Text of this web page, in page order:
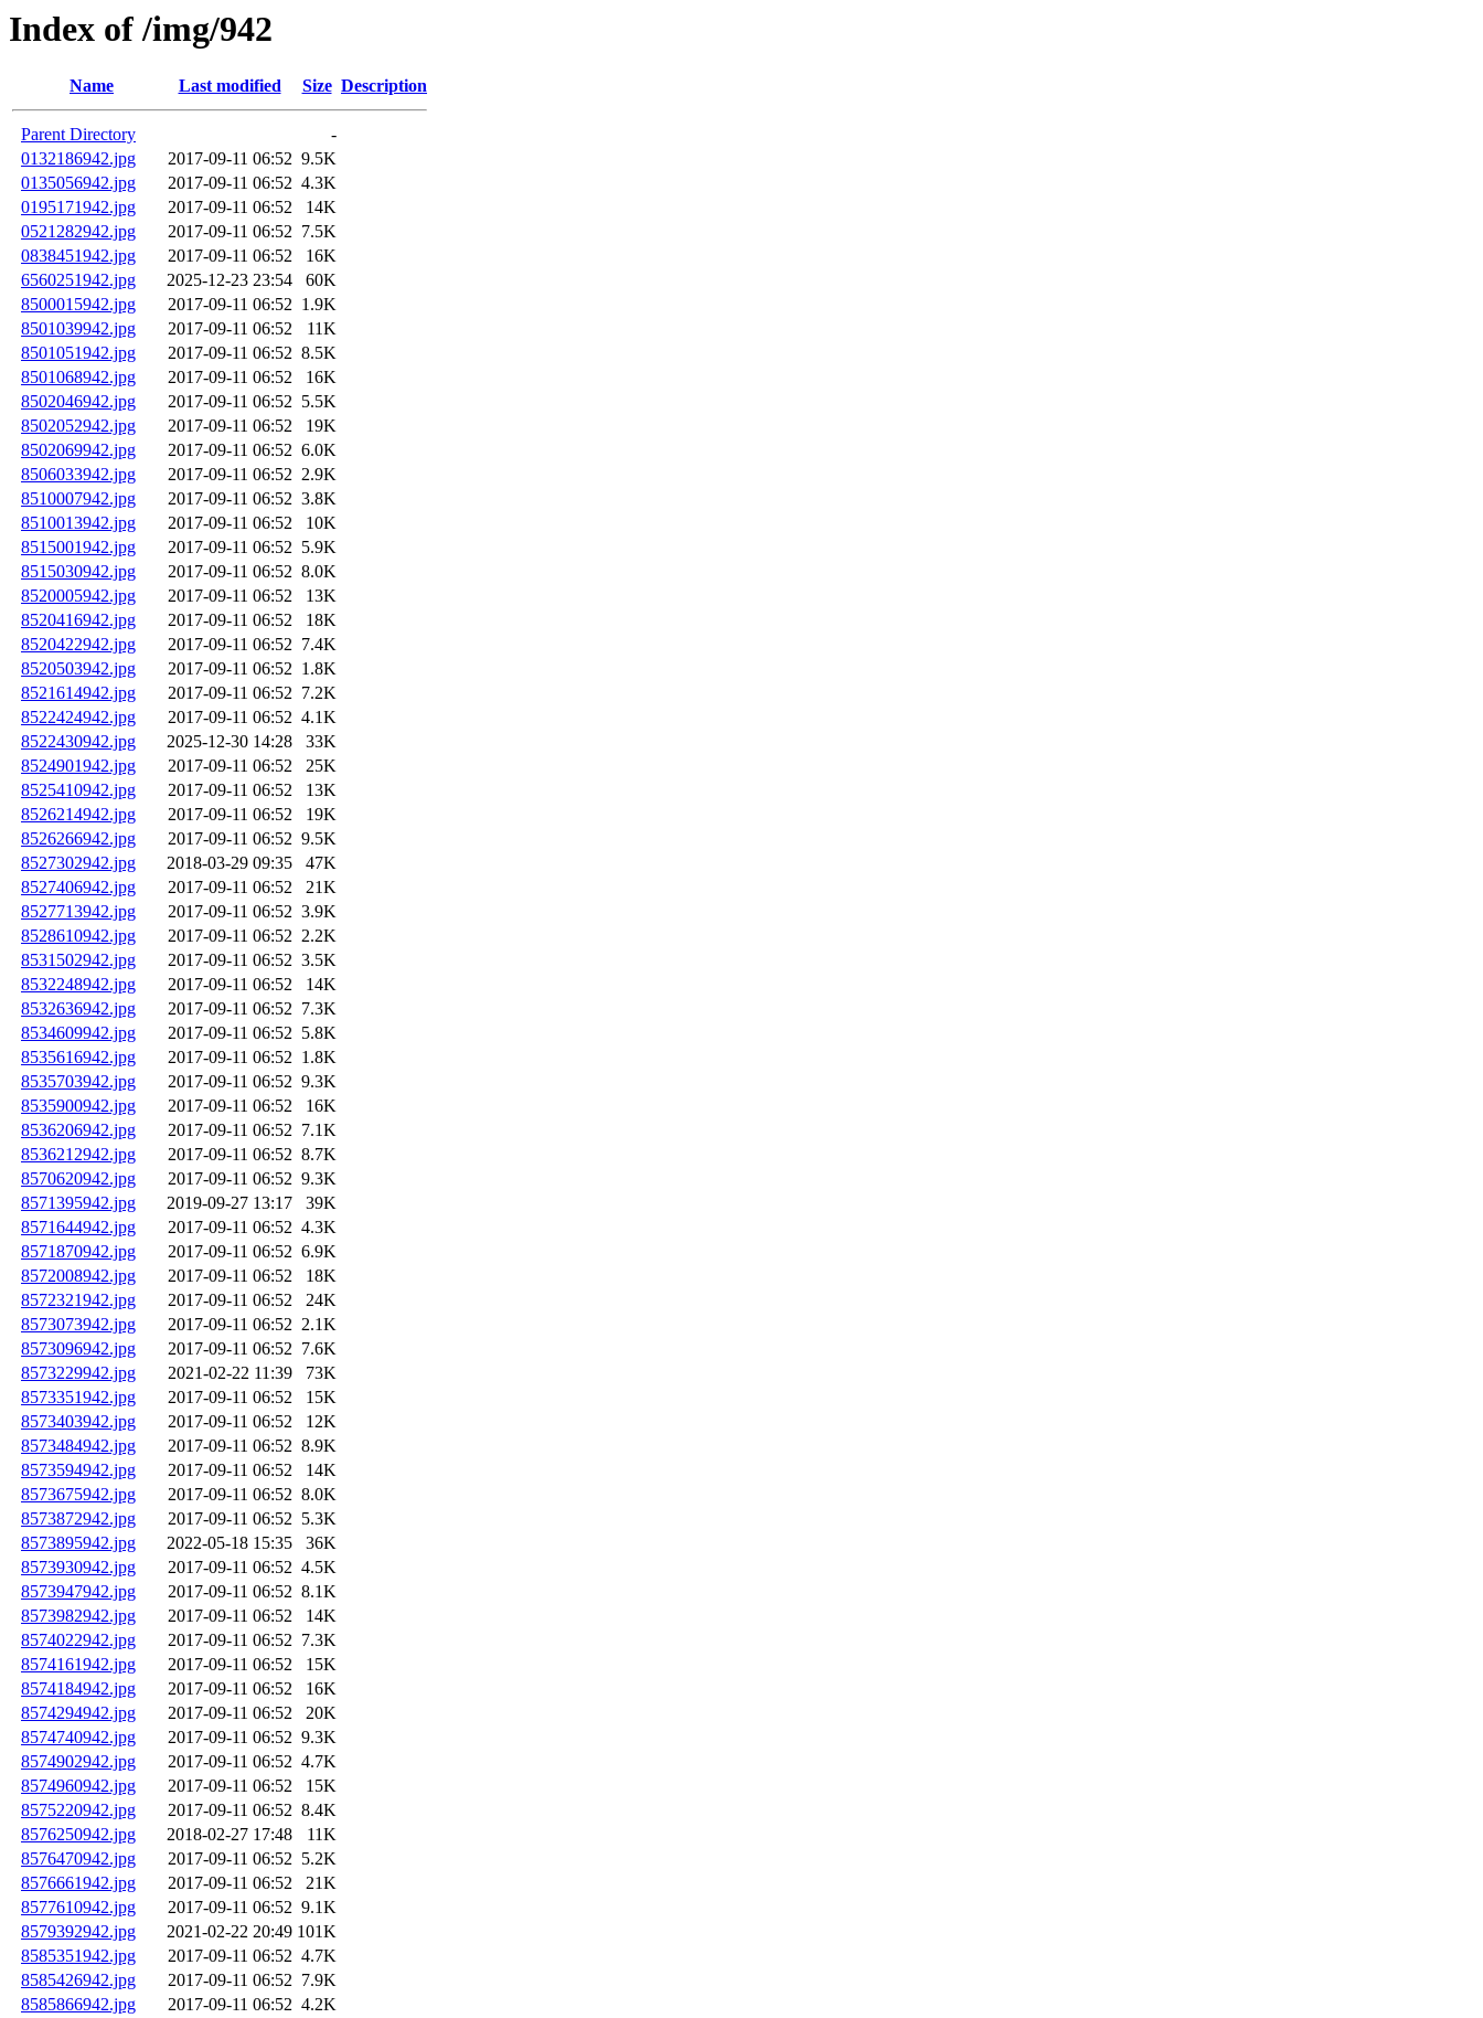
Index of /img/942
Name Last modified Size Description
Parent Directory
-
0132186942.jpg
2017-09-11 06:52 9.5K
0135056942.jpg
2017-09-11 06:52 4.3K
0195171942.jpg
2017-09-11 06:52
14K
0521282942.jpg
2017-09-11 06:52 7.5K
0838451942.jpg
2017-09-11 06:52
16K
6560251942.jpg
2025-12-23 23:54
60K
8500015942.jpg
2017-09-11 06:52 1.9K
8501039942.jpg
2017-09-11 06:52
11K
8501051942.jpg
2017-09-11 06:52 8.5K
8501068942.jpg
2017-09-11 06:52
16K
8502046942.jpg
2017-09-11 06:52 5.5K
8502052942.jpg
2017-09-11 06:52
19K
8502069942.jpg
2017-09-11 06:52 6.0K
8506033942.jpg
2017-09-11 06:52 2.9K
8510007942.jpg
2017-09-11 06:52 3.8K
8510013942.jpg
2017-09-11 06:52
10K
8515001942.jpg
2017-09-11 06:52 5.9K
8515030942.jpg
2017-09-11 06:52 8.0K
8520005942.jpg
2017-09-11 06:52
13K
8520416942.jpg
2017-09-11 06:52
18K
8520422942.jpg
2017-09-11 06:52 7.4K
8520503942.jpg
2017-09-11 06:52 1.8K
8521614942.jpg
2017-09-11 06:52 7.2K
8522424942.jpg
2017-09-11 06:52 4.1K
8522430942.jpg
2025-12-30 14:28
33K
8524901942.jpg
2017-09-11 06:52
25K
8525410942.jpg
2017-09-11 06:52
13K
8526214942.jpg
2017-09-11 06:52
19K
8526266942.jpg
2017-09-11 06:52 9.5K
8527302942.jpg
2018-03-29 09:35
47K
8527406942.jpg
2017-09-11 06:52
21K
8527713942.jpg
2017-09-11 06:52 3.9K
8528610942.jpg
2017-09-11 06:52 2.2K
8531502942.jpg
2017-09-11 06:52 3.5K
8532248942.jpg
2017-09-11 06:52
14K
8532636942.jpg
2017-09-11 06:52 7.3K
8534609942.jpg
2017-09-11 06:52 5.8K
8535616942.jpg
2017-09-11 06:52 1.8K
8535703942.jpg
2017-09-11 06:52 9.3K
8535900942.jpg
2017-09-11 06:52
16K
8536206942.jpg
2017-09-11 06:52 7.1K
8536212942.jpg
2017-09-11 06:52 8.7K
8570620942.jpg
2017-09-11 06:52 9.3K
8571395942.jpg
2019-09-27 13:17
39K
8571644942.jpg
2017-09-11 06:52 4.3K
8571870942.jpg
2017-09-11 06:52 6.9K
8572008942.jpg
2017-09-11 06:52
18K
8572321942.jpg
2017-09-11 06:52
24K
8573073942.jpg
2017-09-11 06:52 2.1K
8573096942.jpg
2017-09-11 06:52 7.6K
8573229942.jpg
2021-02-22 11:39
73K
8573351942.jpg
2017-09-11 06:52
15K
8573403942.jpg
2017-09-11 06:52
12K
8573484942.jpg
2017-09-11 06:52 8.9K
8573594942.jpg
2017-09-11 06:52
14K
8573675942.jpg
2017-09-11 06:52 8.0K
8573872942.jpg
2017-09-11 06:52 5.3K
8573895942.jpg
2022-05-18 15:35
36K
8573930942.jpg
2017-09-11 06:52 4.5K
8573947942.jpg
2017-09-11 06:52 8.1K
8573982942.jpg
2017-09-11 06:52
14K
8574022942.jpg
2017-09-11 06:52 7.3K
8574161942.jpg
2017-09-11 06:52
15K
8574184942.jpg
2017-09-11 06:52
16K
8574294942.jpg
2017-09-11 06:52
20K
8574740942.jpg
2017-09-11 06:52 9.3K
8574902942.jpg
2017-09-11 06:52 4.7K
8574960942.jpg
2017-09-11 06:52
15K
8575220942.jpg
2017-09-11 06:52 8.4K
8576250942.jpg
2018-02-27 17:48
11K
8576470942.jpg
2017-09-11 06:52 5.2K
8576661942.jpg
2017-09-11 06:52
21K
8577610942.jpg
2017-09-11 06:52 9.1K
8579392942.jpg
2021-02-22 20:49 101K
8585351942.jpg
2017-09-11 06:52 4.7K
8585426942.jpg
2017-09-11 06:52 7.9K
8585866942.jpg
2017-09-11 06:52 4.2K